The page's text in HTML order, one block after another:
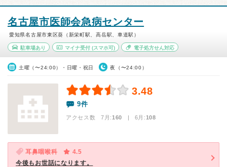
名古屋市医師会急病センター
愛知県名古屋市東区葵（新栄町駅、高岳駅、車道駅）
駐車場あり マイナ受付(スマホ可) 電子処方せん対応
土曜（〜24:00）・日曜・祝日 夜（〜24:00）
3.48
9件
アクセス数 7月:160 | 6月:108
耳鼻咽喉科
4.5
今後もお世話になります。